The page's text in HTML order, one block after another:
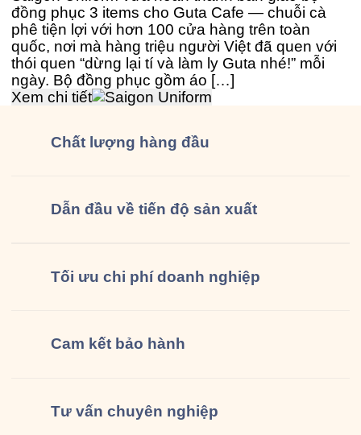
đồng phục 3 items cho Guta Cafe — chuỗi cà
phê tiện lợi với hơn 100 cửa hàng trên toàn
quốc, nơi mà hàng triệu người Việt đã quen với
thói quen “dừng lại tí và làm ly Guta nhé!” mỗi
ngày. Bộ đồng phục gồm áo […]
Xem chi tiết
Chất lượng hàng đầu
Dẫn đầu về tiến độ sản xuất
Tối ưu chi phí doanh nghiệp
Cam kết bảo hành
Tư vấn chuyên nghiệp